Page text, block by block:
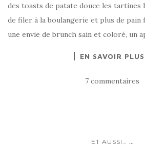
des toasts de patate douce les tartines
de filer à la boulangerie et plus de pain
une envie de brunch sain et coloré, un
EN SAVOIR PLUS
7 commentaires
ET AUSSI… ...